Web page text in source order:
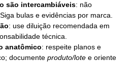
são intercambiáveis: não
bulas e evidências por marca.
: use diluição recomendada em
técnica.
anatômico: respeite planos e
documente produto/lotee oriente